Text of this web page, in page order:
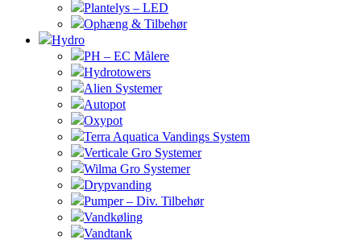
Plantelys – LED
Ophæng & Tilbehør
Hydro
PH – EC Målere
Hydrotowers
Alien Systemer
Autopot
Oxypot
Terra Aquatica Vandings System
Verticale Gro Systemer
Wilma Gro Systemer
Drypvanding
Pumper – Div. Tilbehør
Vandkøling
Vandtank